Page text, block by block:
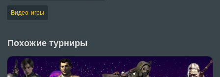
Видео-игры
Похожие турниры